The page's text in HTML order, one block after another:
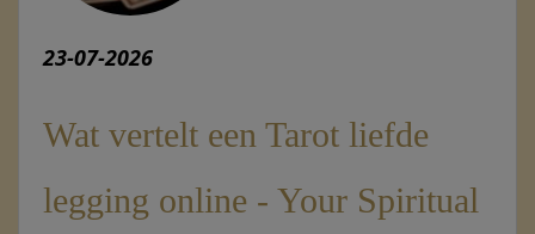
23-07-2026
Wat vertelt een Tarot liefde
legging online - Your Spiritual